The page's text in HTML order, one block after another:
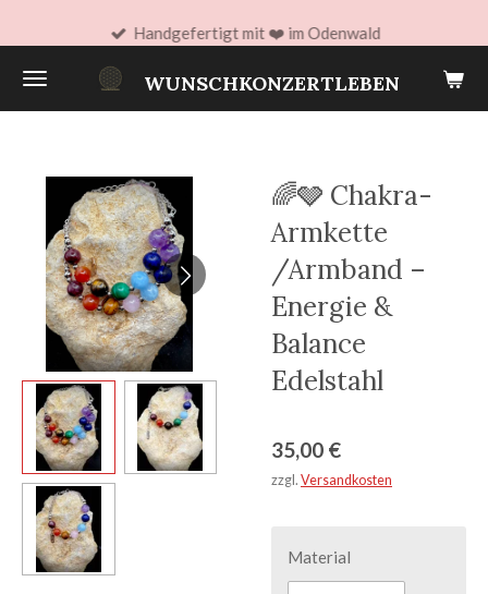
springen
WUNSCHKONZERTLEBEN
Handgefertigt mit ❤️ im Odenwald
🌈🩶 Chakra-
Armkette
/Armband –
Energie &
Balance
Edelstahl
35,00 €
zzgl. Versandkosten
Material